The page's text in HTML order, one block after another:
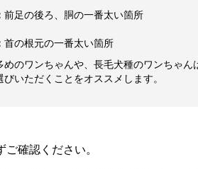
前足の後ろ、胴の一番太い箇所
首の根元の一番太い箇所
のワンちゃんや、長毛犬種のワンちゃん
びいただくことをオススメします。
ご確認ください。